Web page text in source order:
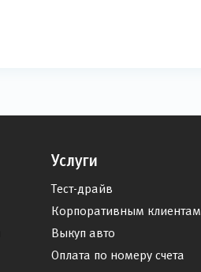
Услуги
Тест-драйв
Корпоративным клиентам
Выкуп авто
Оплата по номеру счета